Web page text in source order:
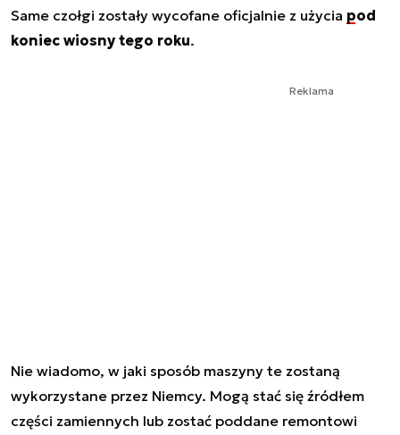
Same czołgi zostały wycofane oficjalnie z użycia pod
koniec wiosny tego roku.
Reklama
Nie wiadomo, w jaki sposób maszyny te zostaną
wykorzystane przez Niemcy. Mogą stać się źródłem
części zamiennych lub zostać poddane remontowi